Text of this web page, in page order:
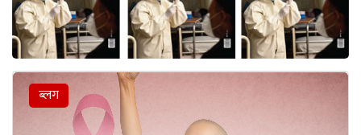
ब्लग